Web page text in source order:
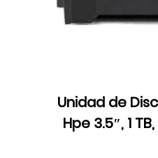
Unidad de
Hpe 3.5″, 1